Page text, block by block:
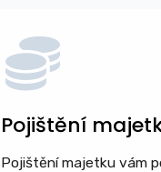
Pojištění
Pojištění majetku vám